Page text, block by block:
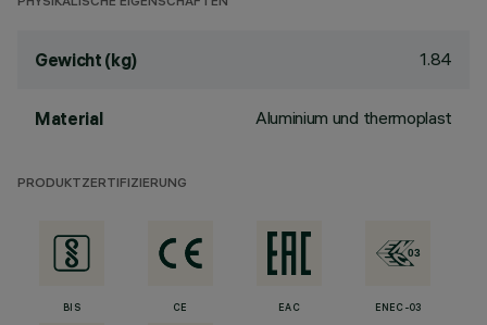
Gewicht (kg) 1.84
Material Aluminium und thermoplast
PRODUKTZERTIFIZIERUNG
BIS CE EAC ENEC-03